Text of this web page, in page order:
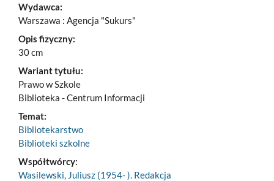
Wydawca:
Warszawa : Agencja "Sukurs"
Opis fizyczny:
30 cm
Wariant tytułu:
Prawo w Szkole
Biblioteka - Centrum Informacji
Temat:
Bibliotekarstwo
Biblioteki szkolne
Współtwórcy:
Wasilewski, Juliusz (1954- ). Redakcja